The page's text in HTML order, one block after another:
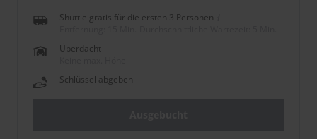
Shuttle gratis für die ersten 3 Personen
Überdacht
Schlüssel abgeben